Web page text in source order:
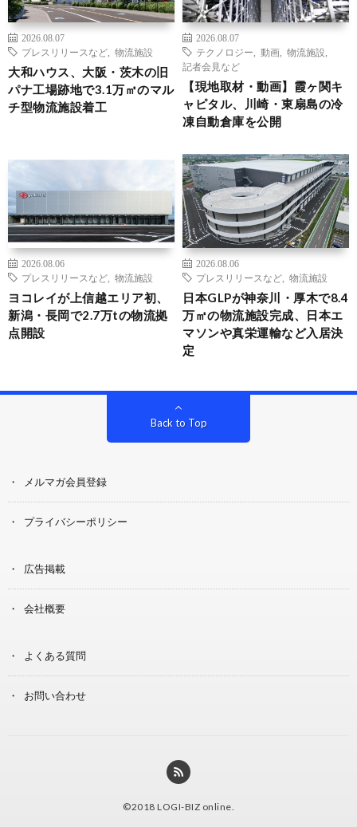
2026.08.07
プレスリリースなど
物流施設
大和ハウス、大阪・茨木の旧
パナ工場跡地で3.1万㎡のマル
チ型物流施設着工
2026.08.07
テクノロジー
動画 物流施設
記者会見など
【現地取材・動画】霞ヶ関キ
ャピタル、川崎・東扇島の冷
凍自動倉庫を公開
2026.08.06
プレスリリースなど
物流施設
ヨコレイが上信越エリア初、
新潟・長岡で2.7万tの物流拠
点開設
2026.08.06
プレスリリースなど
物流施設
日本GLPが神奈川・厚木で8.4
万㎡の物流施設完成、日本エ
マソンや真栄運輸など入居決
定
Back to Top
メルマガ会員登録
プライバシーポリシー
広告掲載
会社概要
よくある質問
お問い合わせ
©2018 LOGI-BIZ online